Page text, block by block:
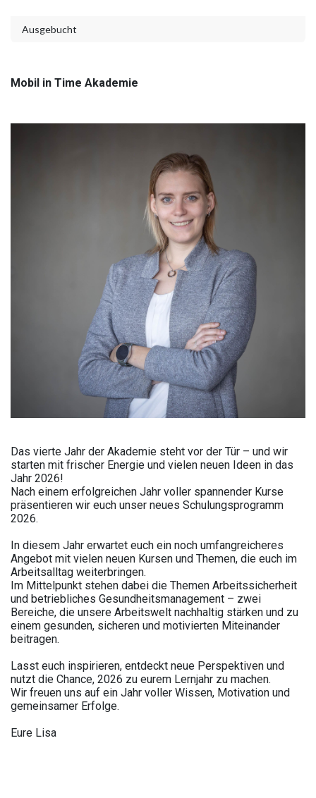
Ausgebucht
Mobil in Time Akademie
Das vierte Jahr der Akademie steht vor der Tür – und wir
starten mit frischer Energie und vielen neuen Ideen in das
Jahr 2026!
Nach einem erfolgreichen Jahr voller spannender Kurse
präsentieren wir euch unser neues Schulungsprogramm
2026.
In diesem Jahr erwartet euch ein noch umfangreicheres
Angebot mit vielen neuen Kursen und Themen, die euch im
Arbeitsalltag weiterbringen.
Im Mittelpunkt stehen dabei die Themen Arbeitssicherheit
und betriebliches Gesundheitsmanagement – zwei
Bereiche, die unsere Arbeitswelt nachhaltig stärken und zu
einem gesunden, sicheren und motivierten Miteinander
beitragen.
Lasst euch inspirieren, entdeckt neue Perspektiven und
nutzt die Chance, 2026 zu eurem Lernjahr zu machen.
Wir freuen uns auf ein Jahr voller Wissen, Motivation und
gemeinsamer Erfolge.
Eure Lisa